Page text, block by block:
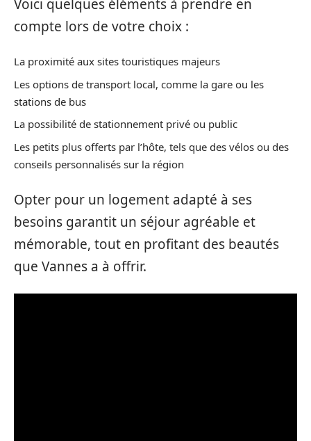
Voici quelques éléments à prendre en
compte lors de votre choix :
La proximité aux sites touristiques majeurs
Les options de transport local, comme la gare ou les
stations de bus
La possibilité de stationnement privé ou public
Les petits plus offerts par l’hôte, tels que des vélos ou des
conseils personnalisés sur la région
Opter pour un logement adapté à ses
besoins garantit un séjour agréable et
mémorable, tout en profitant des beautés
que Vannes a à offrir.